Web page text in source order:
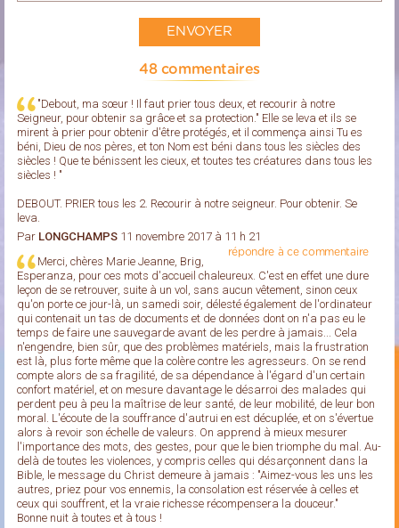
48 commentaires
"Debout, ma sœur ! Il faut prier tous deux, et recourir à notre
Seigneur, pour obtenir sa grâce et sa protection." Elle se leva et ils se
mirent à prier pour obtenir d'être protégés, et il commença ainsi Tu es
béni, Dieu de nos pères, et ton Nom est béni dans tous les siècles des
siècles ! Que te bénissent les cieux, et toutes tes créatures dans tous les
siècles ! "
DEBOUT. PRIER tous les 2. Recourir à notre seigneur. Pour obtenir. Se
leva.
Par LONGCHAMPS 11 novembre 2017 à 11 h 21
répondre à ce commentaire
Merci, chères Marie Jeanne, Brig,
Esperanza, pour ces mots d'accueil chaleureux. C'est en effet une dure
leçon de se retrouver, suite à un vol, sans aucun vêtement, sinon ceux
qu'on porte ce jour-là, un samedi soir, délesté également de l'ordinateur
qui contenait un tas de documents et de données dont on n'a pas eu le
temps de faire une sauvegarde avant de les perdre à jamais... Cela
n'engendre, bien sûr, que des problèmes matériels, mais la frustration
est là, plus forte même que la colère contre les agresseurs. On se rend
compte alors de sa fragilité, de sa dépendance à l'égard d'un certain
confort matériel, et on mesure davantage le désarroi des malades qui
perdent peu à peu la maîtrise de leur santé, de leur mobilité, de leur bon
moral. L'écoute de la souffrance d'autrui en est décuplée, et on s'évertue
alors à revoir son échelle de valeurs. On apprend à mieux mesurer
l'importance des mots, des gestes, pour que le bien triomphe du mal. Au-
delà de toutes les violences, y compris celles qui désarçonnent dans la
Bible, le message du Christ demeure à jamais : "Aimez-vous les uns les
autres, priez pour vos ennemis, la consolation est réservée à celles et
ceux qui souffrent, et la vraie richesse récompensera la douceur."
Bonne nuit à toutes et à tous !